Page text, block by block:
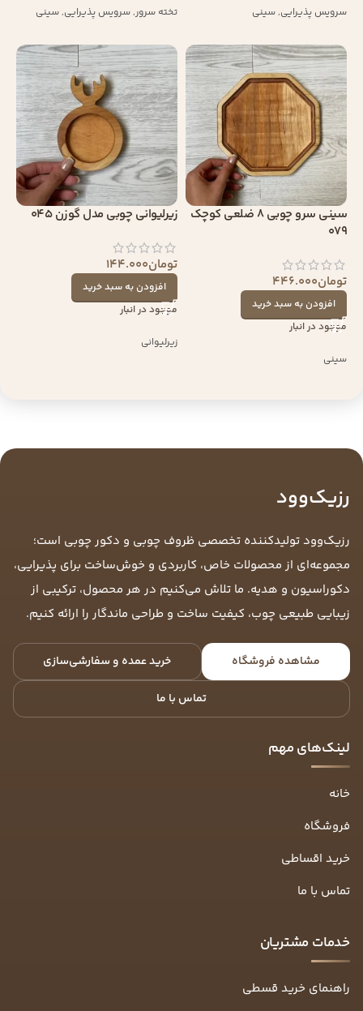
سرویس پذیرایی,سینی تخته سرور,سرویس پذیرایی,سینی
سینی سرو چوبی 8 ضلعی کوچک
079
تومان446.000
افزودن به سبد خرید
موجود در انبار
سینی
زیرلیوانی چوبی مدل گوزن 045
تومان144.000
افزودن به سبد خرید
موجود در انبار
زیرلیوانی
رزیک‌وود
رزیک‌وود تولیدکننده تخصصی ظروف چوبی و دکور چوبی است؛
مجموعه‌ای از محصولات خاص، کاربردی و خوش‌ساخت برای پذیرایی،
دکوراسیون و هدیه. ما تلاش می‌کنیم در هر محصول، ترکیبی از
زیبایی طبیعی چوب، کیفیت ساخت و طراحی ماندگار را ارائه کنیم.
مشاهده فروشگاه خرید عمده و سفارشی‌سازی
تماس با ما
لینک‌های مهم
خانه
فروشگاه
خرید اقساطی
تماس با ما
خدمات مشتریان
راهنمای خرید قسطی